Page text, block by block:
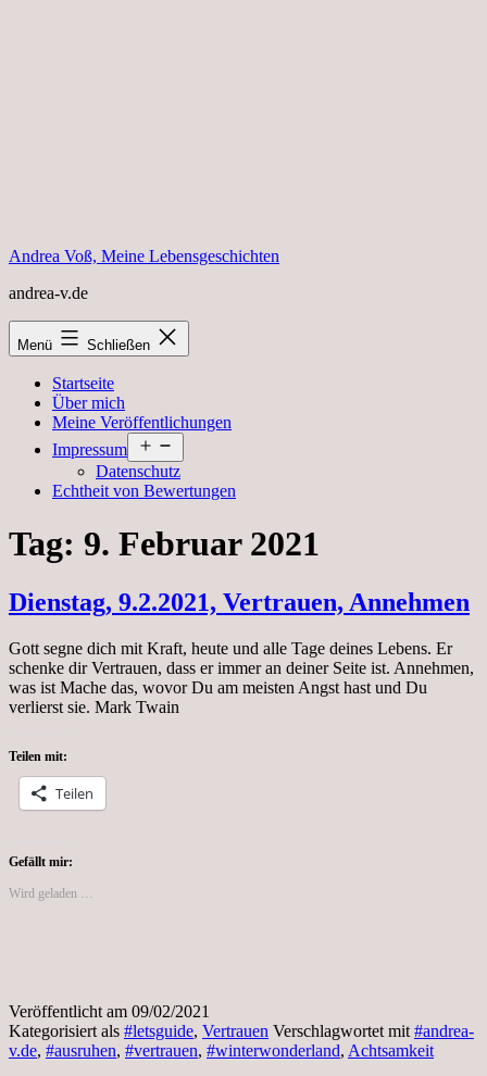
Andrea Voß, Meine Lebensgeschichten
andrea-v.de
Menü Schließen
Startseite
Über mich
Meine Veröffentlichungen
Impressum
öffnen
Datenschutz
Echtheit von Bewertungen
Tag: 9. Februar 2021
Dienstag, 9.2.2021, Vertrauen, Annehmen
Gott segne dich mit Kraft, heute und alle Tage deines Lebens. Er
schenke dir Vertrauen, dass er immer an deiner Seite ist. Annehmen,
was ist Mache das, wovor Du am meisten Angst hast und Du
verlierst sie. Mark Twain
Teilen mit:
Teilen
Gefällt mir:
Wird geladen …
Veröffentlicht am 09/02/2021
Kategorisiert als #letsguide, Vertrauen Verschlagwortet mit #andrea-
v.de, #ausruhen, #vertrauen, #winterwonderland, Achtsamkeit